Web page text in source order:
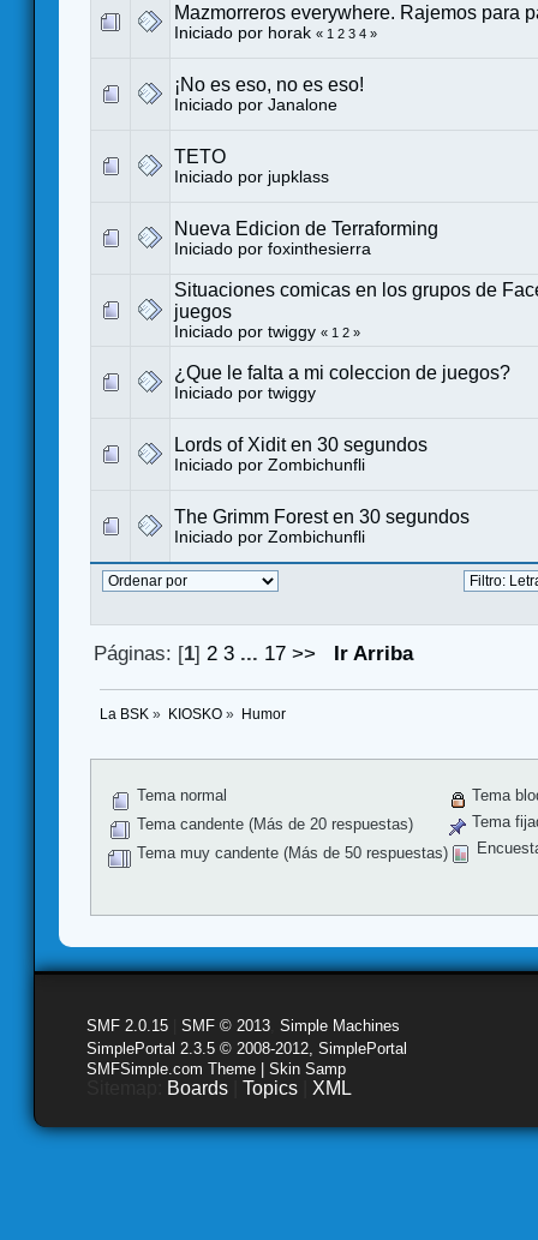
Mazmorreros everywhere. Rajemos para
Iniciado por horak « 1 2 3 4 »
¡No es eso, no es eso!
Iniciado por Janalone
TETO
Iniciado por jupklass
Nueva Edicion de Terraforming
Iniciado por foxinthesierra
Situaciones comicas en los grupos de
juegos
Iniciado por twiggy « 1 2 »
¿Que le falta a mi coleccion de juegos?
Iniciado por twiggy
Lords of Xidit en 30 segundos
Iniciado por Zombichunfli
The Grimm Forest en 30 segundos
Iniciado por Zombichunfli
Páginas: [1] 2 3 ... 17 >> Ir Arriba
La BSK » KIOSKO» Humor
Tema normal
Tema candente (Más de 20 respuestas)
Tema muy candente (Más de 50 respuestas)
Tema
Tema
SMF 2.0.15 SMF © 2013 Simple Machines
SimplePortal 2.3.5 © 2008-2012, SimplePortal
SMFSimple.com Theme | Skin Samp
Boards Topics XML